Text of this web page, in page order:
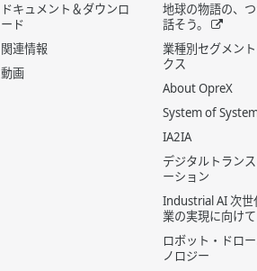
ドキュメント＆ダウンロ
ード
関連情報
動画
地球の物語の、
話そう。
業種別セグメン
クス
About OpreX
System of
IA2IA
デジタルトラン
ーション
Industrial AI 次世
業の実現に向けて
ロボット・ドロ
ノロジー